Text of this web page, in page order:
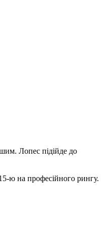
Лопес підійде до
ю на професійного рингу.